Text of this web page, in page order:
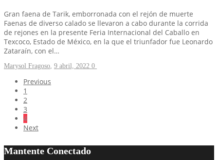
Gran faena de Tarik, emborronada con el rejón de muerte
Faenas de diverso calado se llevaron a cabo durante la corrida
de rejones en la presente Feria Internacional del Caballo en
Texcoco, Estado de México, en la que el triunfador fue Leonardo
Zataraín, con el…
Marysol Fragoso, 9 abril, 2022 0
Previous
1
2
3
4
Next
Mantente Conectado